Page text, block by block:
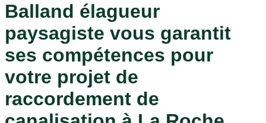
Balland élagueur
paysagiste vous garantit
ses compétences pour
votre projet de
raccordement de